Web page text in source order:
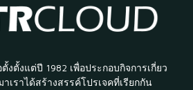
ตั้งตั้งแต่ปี 1982 เพื่อประกอบกิจการเกี่ยว
เราได้สร้างสรรค์โปรเจคที่เรียกกัน